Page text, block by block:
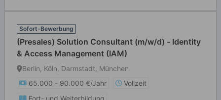
Sofort-Bewerbung
(Presales) Solution Consultant (m/w/d) - Identity
& Access Management (IAM)
Berlin, Köln, Darmstadt, München
65.000 - 90.000 €/Jahr
Vollzeit
Fort- und Weiterbildung